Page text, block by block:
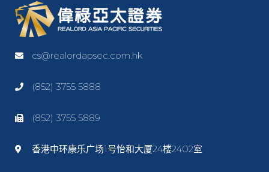
cs@realordapsec.com.hk
(852) 3755 5888
(852) 3755 5889
香港中环康乐广场1号怡和大厦24楼2402室